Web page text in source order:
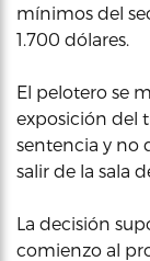
mínimos del
1.700 dólares.
El pelotero se
exposición del
sentencia y no
salir de la sala
La decisión
comienzo al